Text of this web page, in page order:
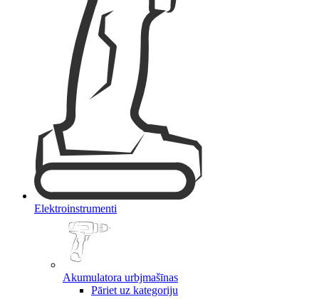
Elektroinstrumenti
Akumulatora urbjmašīnas
Pāriet uz kategoriju